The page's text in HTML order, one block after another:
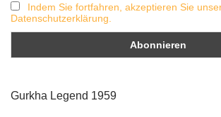
Indem Sie fortfahren, akzeptieren Sie
Datenschutzerklärung.
Gurkha Legend 1959